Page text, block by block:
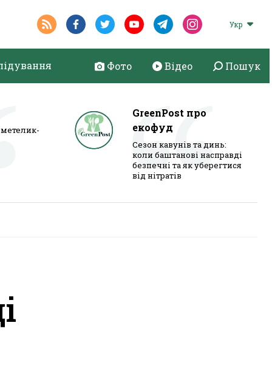
Укр
Фото Відео Пошук
GreenPost про
екофуд
Сезон кавунів та динь:
коли баштанові насправді
безпечні та як уберегтися
від нітратів